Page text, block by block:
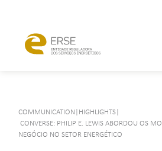
COMMUNICATION HIGHLIGHTS
CONVERSE: PHILIP E. LEWIS ABORDOU OS
NEGÓCIO NO SETOR ENERGÉTICO